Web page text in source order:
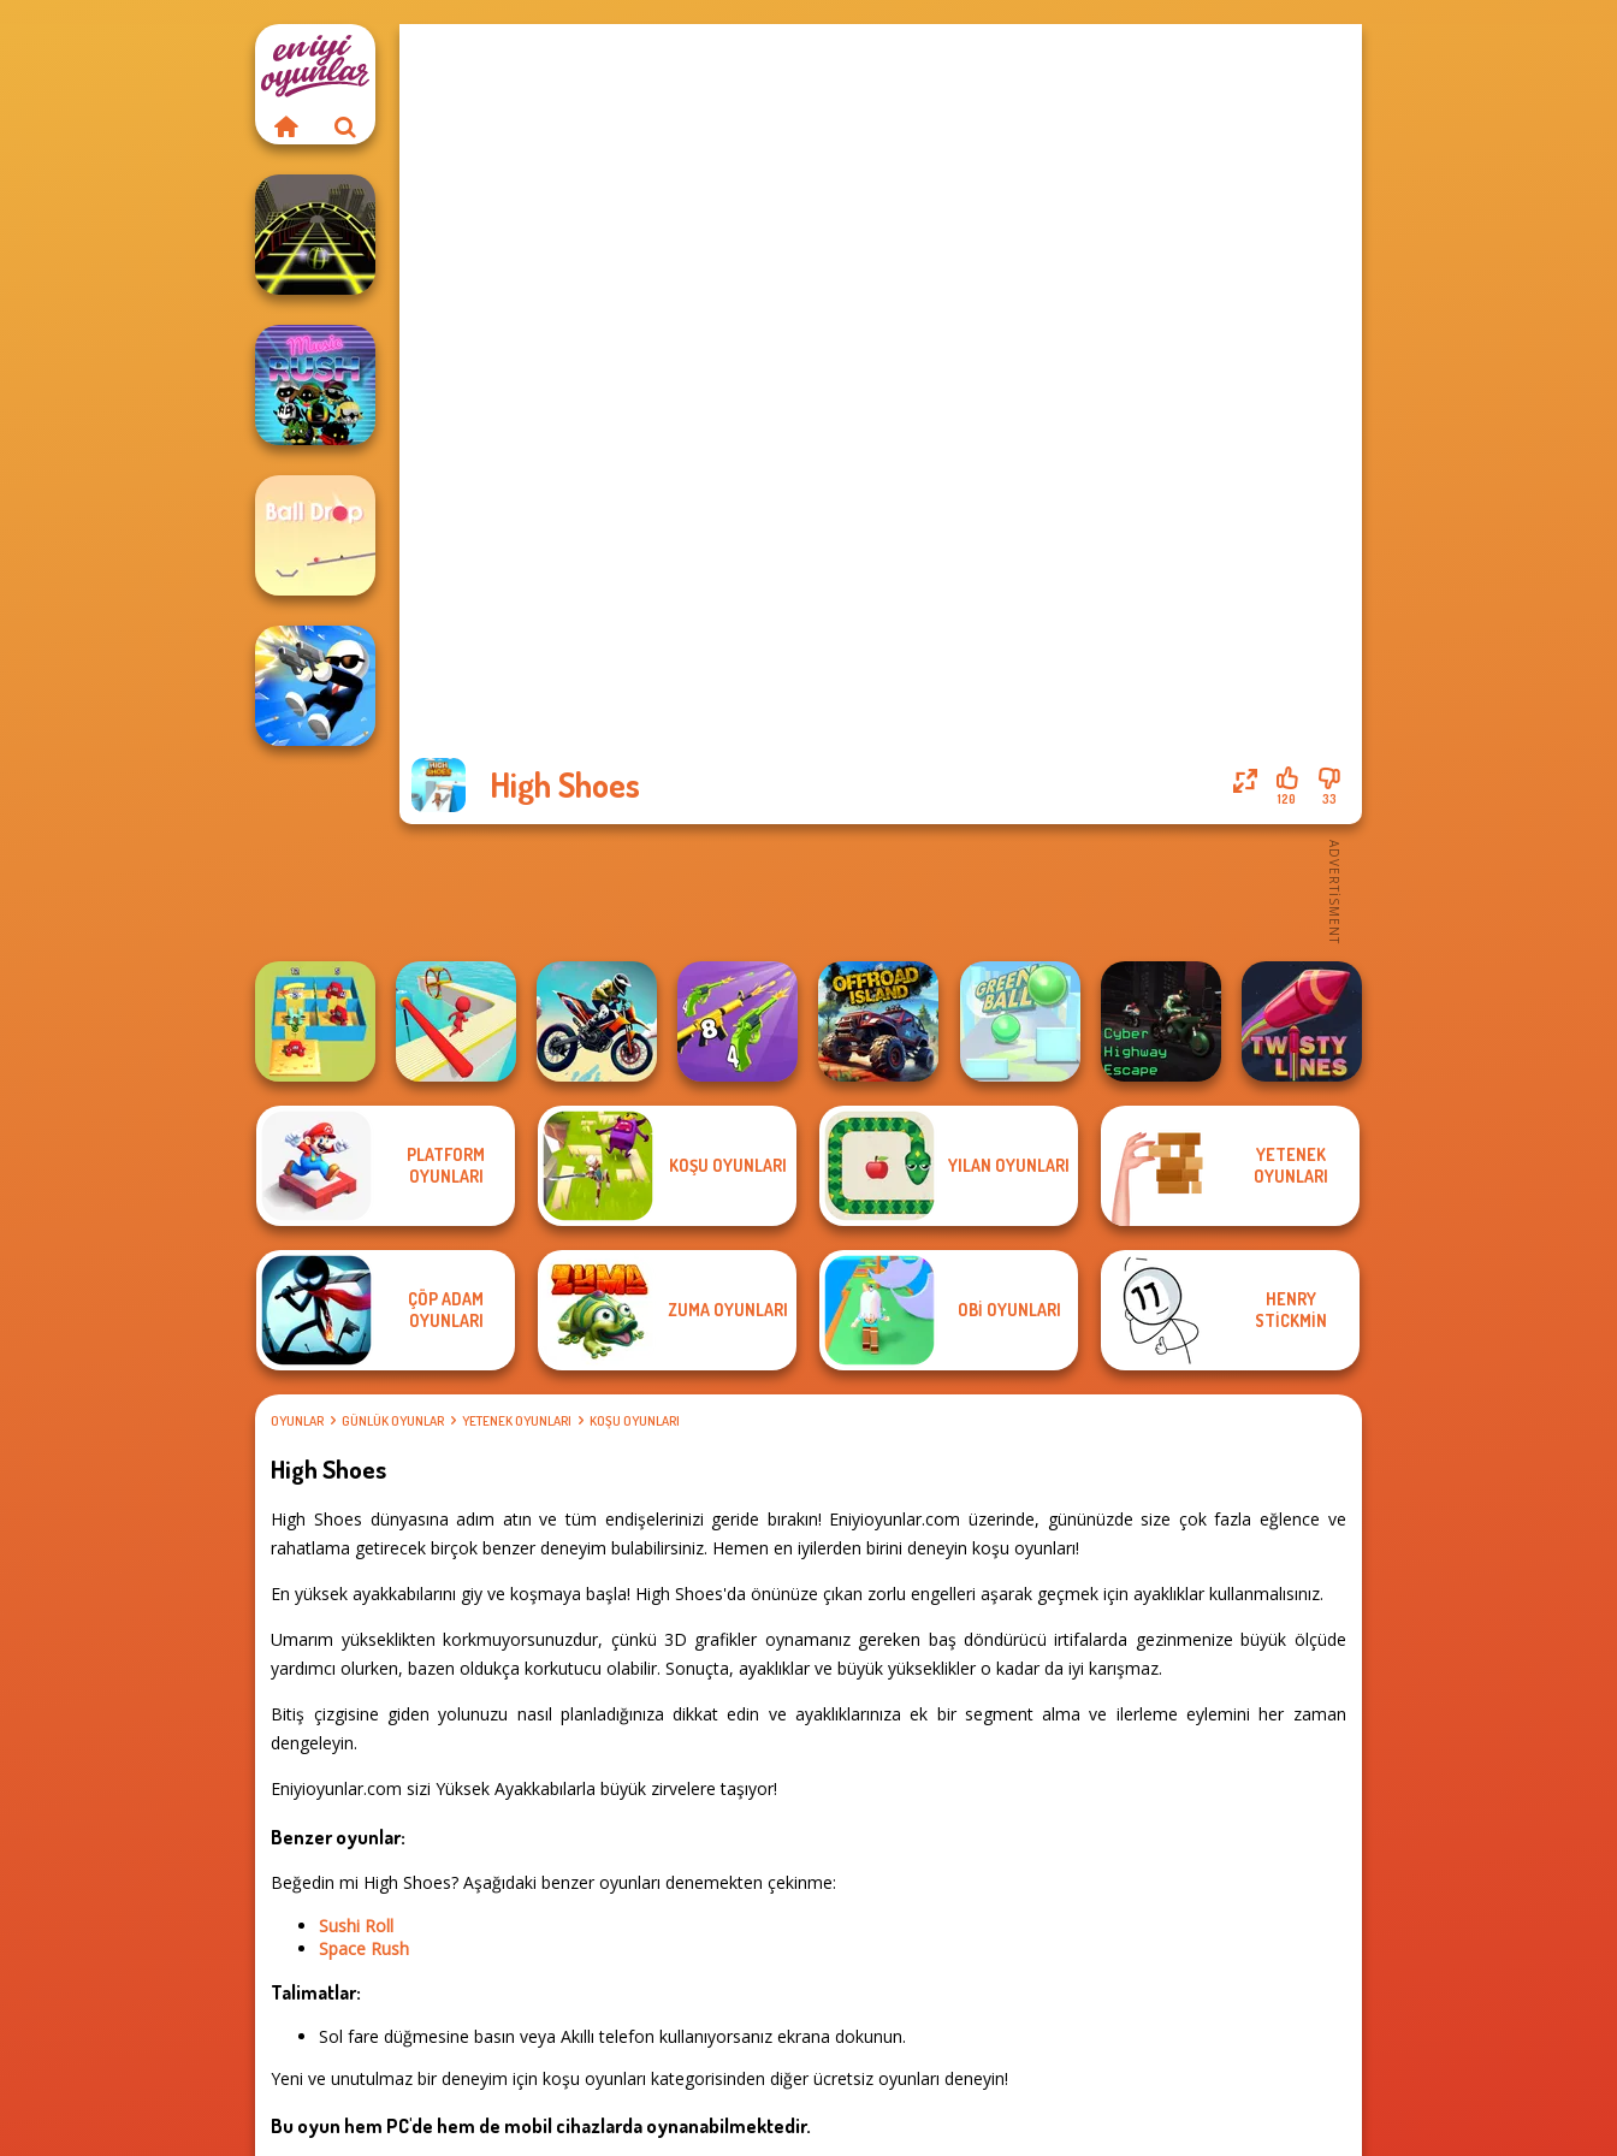
High Shoes 33
120
Ball Surfer 3D
Ball Drop
Alphabet Lore
Maze
Fun Race 3D Bike Jump
Merge 2048 Gun
Offroad Island
Cyber Highway
Escape
Twisty Lines
PLATFORM
OYUNLARI
KOŞU OYUNLARI YILAN OYUNLARI
YETENEK
OYUNLARI
ÇÖP ADAM
OYUNLARI
ZUMA OYUNLARI OBI OYUNLARI
HENRY
STICKMIN
OYUNLAR GÜNLÜK OYUNLAR YETENEK OYUNLARI KOŞU OYUNLARI
High Shoes
High Shoes dünyasına adım atın ve tüm endişelerinizi geride bırakın! Eniyioyunlar.com üzerinde, gününüzde size çok fazla eğlence ve
rahatlama getirecek birçok benzer deneyim bulabilirsiniz. Hemen en iyilerden birini deneyin koşu oyunları!
En yüksek ayakkabılarını giy ve koşmaya başla! High Shoes'da önünüze çıkan zorlu engelleri aşarak geçmek için ayaklıklar kullanmalısınız.
Umarım yükseklikten korkmuyorsunuzdur, çünkü 3D grafikler oynamanız gereken baş döndürücü irtifalarda gezinmenize büyük ölçüde
yardımcı olurken, bazen oldukça korkutucu olabilir. Sonuçta, ayaklıklar ve büyük yükseklikler o kadar da iyi karışmaz.
Bitiş çizgisine giden yolunuzu nasıl planladığınıza dikkat edin ve ayaklıklarınıza ek bir segment alma ve ilerleme eylemini her zaman
dengeleyin.
Eniyioyunlar.com sizi Yüksek Ayakkabılarla büyük zirvelere taşıyor!
Benzer oyunlar:
Beğedin mi High Shoes? Aşağıdaki benzer oyunları denemekten çekinme:
Sushi Roll
Space Rush
Talimatlar:
Sol fare düğmesine basın veya Akıllı telefon kullanıyorsanız ekrana dokunun.
Yeni ve unutulmaz bir deneyim için koşu oyunları kategorisinden diğer ücretsiz oyunları deneyin!
Bu oyun hem PC'de hem de mobil cihazlarda oynanabilmektedir.